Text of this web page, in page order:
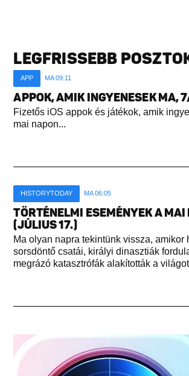
LEGFRISSEBB
APP MA 09:11
APPOK, AMIK INGYENESEK MA,
Fizetős iOS appok és játékok, amik
mai napon...
HISTORYTODAY MA 06:05
TÖRTÉNELMI ESEMÉNYEK A MAI
(JÚLIUS 17.)
Ma olyan napra tekintünk vissza, amikor
sorsdöntő csatái, királyi dinasztiák
megrázó katasztrófák alakították a